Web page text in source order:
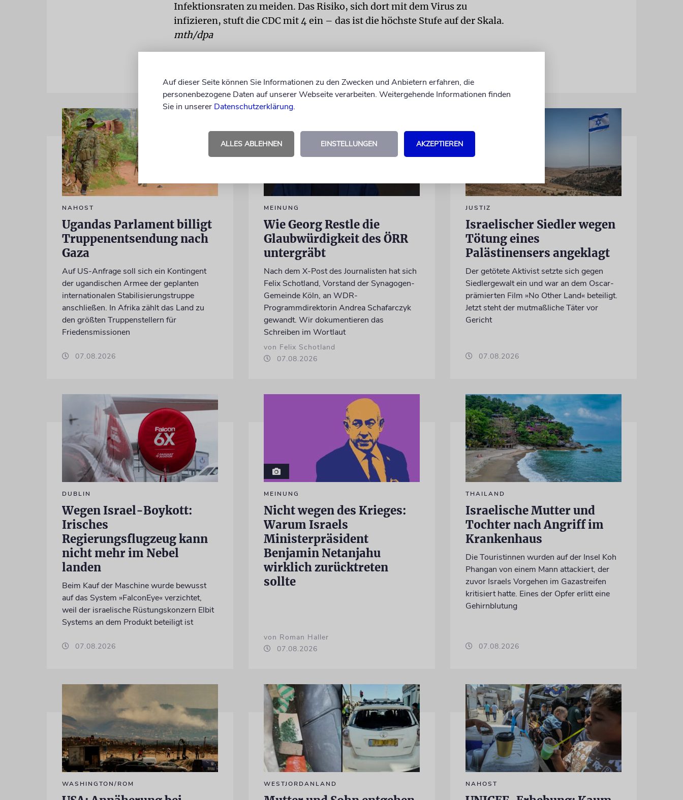
Infektionsraten zu meiden. Das Risiko, sich dort mit dem Virus zu
infizieren, stuft die CDC mit 4 ein – das ist die höchste Stufe auf der Skala.
mth/dpa
NAHOST
Ugandas Parlament billigt
Truppenentsendung nach
Gaza
Auf US-Anfrage soll sich ein Kontingent
der ugandischen Armee der geplanten
internationalen Stabilisierungstruppe
anschließen. In Afrika zählt das Land zu
den größten Truppenstellern für
Friedensmissionen
07.08.2026
MEINUNG
Wie Georg Restle die
Glaubwürdigkeit des ÖRR
untergräbt
Nach dem X-Post des Journalisten hat sich
Felix Schotland, Vorstand der Synagogen-
Gemeinde Köln, an WDR-
Programmdirektorin Andrea Schafarczyk
gewandt. Wir dokumentieren das
Schreiben im Wortlaut
von Felix Schotland
07.08.2026
JUSTIZ
Israelischer Siedler wegen
Tötung eines
Palästinensers angeklagt
Der getötete Aktivist setzte sich gegen
Siedlergewalt ein und war an dem Oscar-
prämierten Film »No Other Land« beteiligt.
Jetzt steht der mutmaßliche Täter vor
Gericht
07.08.2026
DUBLIN
Wegen Israel-Boykott:
Irisches
Regierungsflugzeug kann
nicht mehr im Nebel
landen
Beim Kauf der Maschine wurde bewusst
auf das System »FalconEye« verzichtet,
weil der israelische Rüstungskonzern Elbit
Systems an dem Produkt beteiligt ist
07.08.2026
MEINUNG
Nicht wegen des Krieges:
Warum Israels
Ministerpräsident
Benjamin Netanjahu
wirklich zurücktreten
sollte
von Roman Haller
07.08.2026
THAILAND
Israelische Mutter und
Tochter nach Angriff im
Krankenhaus
Die Touristinnen wurden auf der Insel Koh
Phangan von einem Mann attackiert, der
zuvor Israels Vorgehen im Gazastreifen
kritisiert hatte. Eines der Opfer erlitt eine
Gehirnblutung
07.08.2026
WASHINGTON/ROM WESTJORDANLAND NAHOST
Auf dieser Seite können Sie Informationen zu den Zwecken und Anbietern erfahren, die
personenbezogene Daten auf unserer Webseite verarbeiten. Weitergehende Informationen finden
Sie in unserer Datenschutzerklärung.
ALLES ABLEHNEN EINSTELLUNGEN AKZEPTIEREN